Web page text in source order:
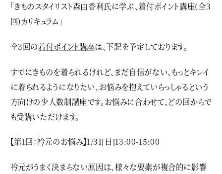
「きものスタイリスト森由香利氏に学ぶ、着付ポイント講座(全3
回)カリキュラム 」
全3回の着付ポイント講座は、下記を予定しております。
すでにきものを着られるけれど、まだ自信がない、もっとキレイ
に着られるようになりたい、お悩みを抱えていらっしゃるという
方向けの少人数制講座です。お悩みに合わせて、どの回からで
も受講いただけます。
【第1回：衿元のお悩み】1/31[日]13:00-15:00
衿元がうまく決まらない原因は、様々な要素が複合的に影響